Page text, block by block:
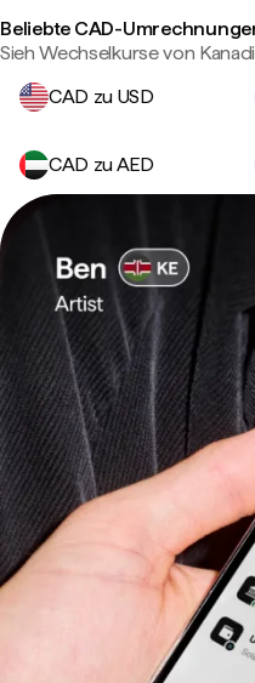
Beliebte CAD-
Sieh Wechselkurse von
CAD zu USD
CAD zu AED